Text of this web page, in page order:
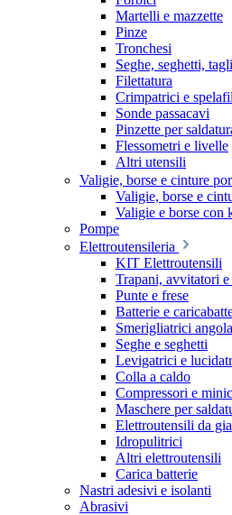
Martelli e mazzette
Pinze
Tronchesi
Seghe, seghetti,
Filettatura
Crimpatrici e
Sonde passacavi
Pinzette per
Flessometri e livelle
Altri utensili
Valigie, borse e cinture
Valigie, borse e
Valigie e borse con
Pompe
Elettroutensileria
KIT Elettroutensili
Trapani, avvitatori e
Punte e frese
Batterie e
Smerigliatrici
Seghe e seghetti
Levigatrici e
Colla a caldo
Compressori e
Maschere per
Elettroutensili da
Idropulitrici
Altri elettroutensili
Carica batterie
Nastri adesivi e isolanti
Abrasivi